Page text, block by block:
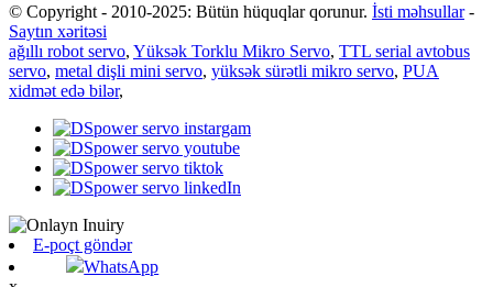
© Copyright - 2010-2025: Bütün hüquqlar qorunur. İsti məhsullar-
Saytın xəritəsi
ağıllı robot servo, Yüksək Torklu Mikro Servo, TTL serial avtobus
servo, metal dişli mini servo, yüksək sürətli mikro servo, PUA
xidmət edə bilər,
E-poçt göndər
WhatsApp